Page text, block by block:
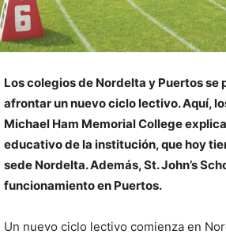
Los colegios de Nordelta y Puertos se
afrontar un nuevo ciclo lectivo. Aquí,
Michael Ham Memorial College
educativo de la institución, que hoy
sede Nordelta. Además, St. John’s
funcionamiento en Puertos.
Un nuevo ciclo lectivo comienza en